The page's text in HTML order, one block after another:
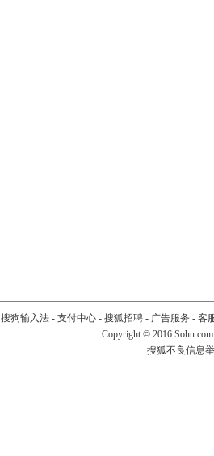
搜狗输入法- 支付中心- 搜狐招聘- 广告服务 - 客
Copyright © 2016
搜狐不良信息